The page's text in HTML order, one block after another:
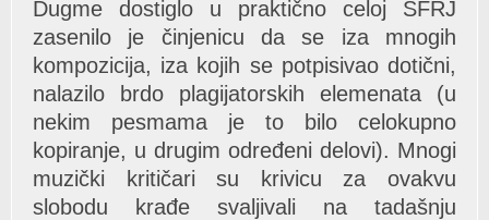
Dugme dostiglo u praktično celoj SFRJ
zasenilo je činjenicu da se iza mnogih
kompozicija, iza kojih se potpisivao dotični,
nalazilo brdo plagijatorskih elemenata (u
nekim pesmama je to bilo celokupno
kopiranje, u drugim određeni delovi). Mnogi
muzički kritičari su krivicu za ovakvu
slobodu krađe svaljivali na tadašnju